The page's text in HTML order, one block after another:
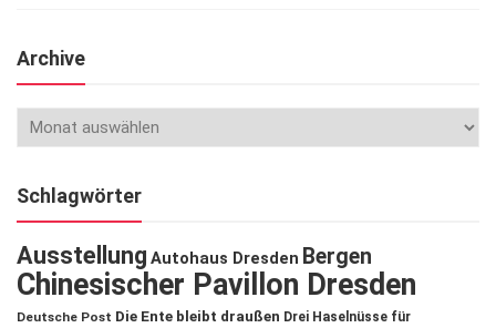
Archive
Schlagwörter
Ausstellung Autohaus Dresden Bergen
Chinesischer Pavillon Dresden
Deutsche Post Die Ente bleibt draußen Drei Haselnüsse für